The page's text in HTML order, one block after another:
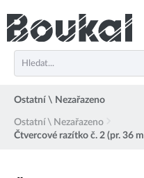
Ostatní \ Nezařazeno
Ostatní \ Nezařazeno
Čtvercové razítko č. 2 (pr. 36